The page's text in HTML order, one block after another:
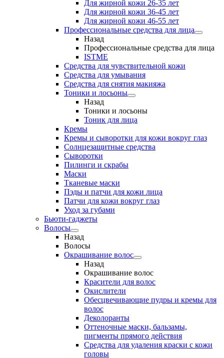
Для жирной кожи 26-35 лет
Для жирной кожи 36-45 лет
Для жирной кожи 46-55 лет
Профессиональные средства для лица
Назад
Профессиональные средства для лица
ISTME
Средства для чувствительной кожи
Средства для умывания
Средства для снятия макияжа
Тоники и лосьоны
Назад
Тоники и лосьоны
Тоник для лица
Кремы
Кремы и сыворотки для кожи вокруг глаз
Солнцезащитные средства
Сыворотки
Пилинги и скрабы
Маски
Тканевые маски
Пэды и патчи для кожи лица
Патчи для кожи вокруг глаз
Уход за губами
Бьюти-гаджеты
Волосы
Назад
Волосы
Окрашивание волос
Назад
Окрашивание волос
Красители для волос
Окислители
Обесцвечивающие пудры и кремы для
волос
Деколоранты
Оттеночные маски, бальзамы,
пигменты прямого действия
Средства для удаления краски с кожи
головы